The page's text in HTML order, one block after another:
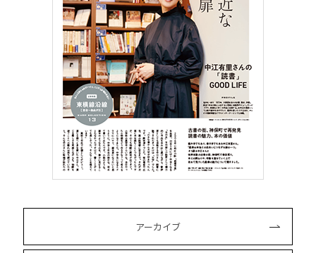
アーカイブ